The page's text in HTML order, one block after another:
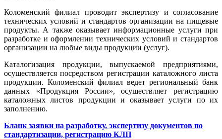
Коломенский филиал проводит экспертизу и согласование
технических условий и стандартов организации на пищевые
продукты. А также оказывает информационные услуги при
разработке и оформлении технических условий и стандартов
организации на любые виды продукции (услуг).
Каталогизация продукции, выпускаемой предприятиями,
осуществляется посредством регистрации каталожного листа
продукции. Коломенский филиал ведет региональный банк
данных «Продукция России», осуществляет регистрацию
каталожных листов продукции и оказывает услуги по их
заполнению.
Бланк заявки на разработку, экспертизу документов по
стандартизации, регистрацию КЛП